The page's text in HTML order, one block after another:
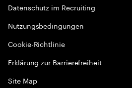
Datenschutz im Recruiting
Nutzungsbedingungen
Cookie-Richtlinie
Erklärung zur Barrierefreiheit
Site Map